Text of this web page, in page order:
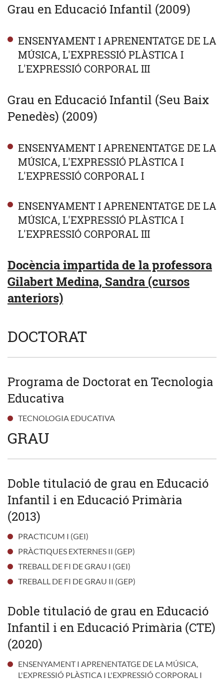
Grau en Educació Infantil (2009)
ENSENYAMENT I APRENENTATGE DE LA
MÚSICA, L'EXPRESSIÓ PLÀSTICA I
L'EXPRESSIÓ CORPORAL III
Grau en Educació Infantil (Seu Baix
Penedès) (2009)
ENSENYAMENT I APRENENTATGE DE LA
MÚSICA, L'EXPRESSIÓ PLÀSTICA I
L'EXPRESSIÓ CORPORAL I
ENSENYAMENT I APRENENTATGE DE LA
MÚSICA, L'EXPRESSIÓ PLÀSTICA I
L'EXPRESSIÓ CORPORAL III
Docència impartida de la professora
Gilabert Medina, Sandra (cursos
anteriors)
DOCTORAT
Programa de Doctorat en Tecnologia
Educativa
TECNOLOGIA EDUCATIVA
GRAU
Doble titulació de grau en Educació
Infantil i en Educació Primària
(2013)
PRACTICUM I (GEI)
PRÀCTIQUES EXTERNES II (GEP)
TREBALL DE FI DE GRAU I (GEI)
TREBALL DE FI DE GRAU II (GEP)
Doble titulació de grau en Educació
Infantil i en Educació Primària (CTE)
(2020)
ENSENYAMENT I APRENENTATGE DE LA MÚSICA,
L'EXPRESSIÓ PLÀSTICA I L'EXPRESSIÓ CORPORAL I